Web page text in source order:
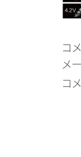
コ
メ
コ